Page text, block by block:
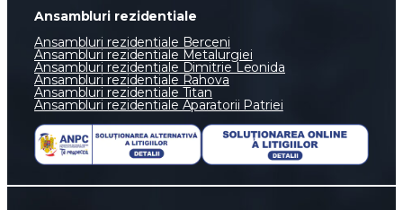
Ansambluri rezidentiale
Ansambluri rezidentiale Berceni
Ansambluri rezidentiale Metalurgiei
Ansambluri rezidentiale Dimitrie Leonida
Ansambluri rezidentiale Rahova
Ansambluri rezidentiale Titan
Ansambluri rezidentiale Aparatorii Patriei